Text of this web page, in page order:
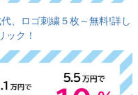
、ロゴ刺繍５枚～無料!詳し
ック！